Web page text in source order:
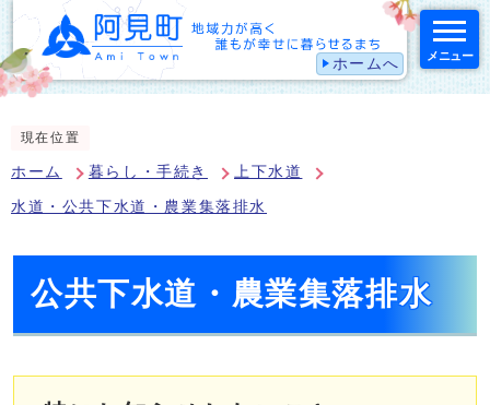
ホームへ メニュー
現在位置
ホーム 暮らし・手続き 上下水道
水道・公共下水道・農業集落排水
公共下水道・農業集落排水